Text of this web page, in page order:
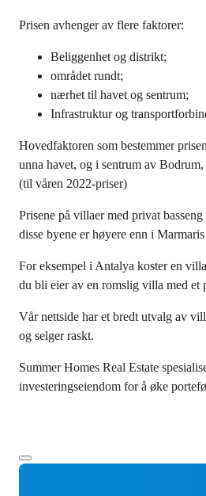
Prisen avhenger av flere faktorer:
Beliggenhet og distrikt;
området rundt;
nærhet til havet og sentrum;
Infrastruktur og
Hovedfaktoren som bestemmer
unna havet, og i sentrum av
(til våren 2022-priser)
Prisene på villaer med privat
disse byene er høyere enn i
For eksempel i Antalya koster en
du bli eier av en romslig villa med et
Vår nettside har et bredt utvalg av
og selger raskt.
Summer Homes Real Estate
investeringseiendom for å øke
Ref:
Pris